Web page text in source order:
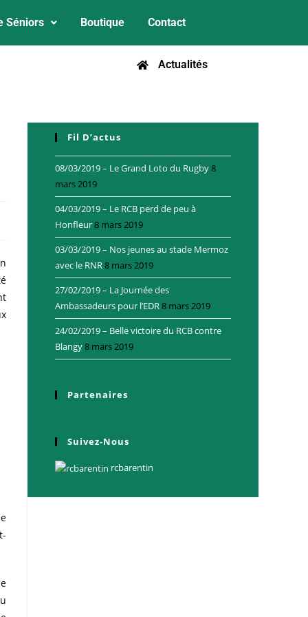
Séniors Boutique Contact
Actualités
Fil D’actus
08/03/2019 – Le Grand Loto du Rugby8
mars 2019
04/03/2019 – Le RCB perd de peu à
Honfleur8 mars 2019
03/03/2019 – Nos jeunes au stade Mermoz
avec le RNR8 mars 2019
27/02/2019 – La Journée des
Ambassadeurs pour l’EDR8 mars 2019
24/02/2019 – Belle victoire du RCB contre
Blangy8 mars 2019
Partenaires
Suivez-Nous
rcbarentin